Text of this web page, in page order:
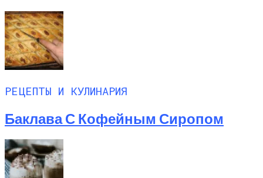
РЕЦЕПТЫ И КУЛИНАРИЯ
Баклава С Кофейным Сиропом